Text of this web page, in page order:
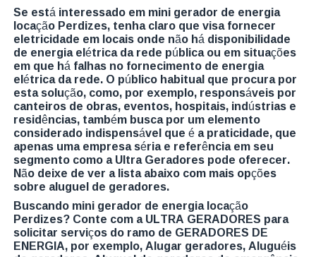
Se está interessado em mini gerador de energia
locação Perdizes, tenha claro que visa fornecer
eletricidade em locais onde não há disponibilidade
de energia elétrica da rede pública ou em situações
em que há falhas no fornecimento de energia
elétrica da rede. O público habitual que procura por
esta solução, como, por exemplo, responsáveis por
canteiros de obras, eventos, hospitais, indústrias e
residências, também busca por um elemento
considerado indispensável que é a praticidade, que
apenas uma empresa séria e referência em seu
segmento como a Ultra Geradores pode oferecer.
Não deixe de ver a lista abaixo com mais opções
sobre aluguel de geradores.
Buscando mini gerador de energia locação
Perdizes? Conte com a ULTRA GERADORES para
solicitar serviços do ramo de GERADORES DE
ENERGIA, por exemplo, Alugar geradores, Aluguéis